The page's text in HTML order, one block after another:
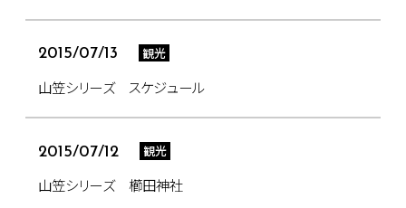
2015/07/13 観光
山笠シリーズ スケジュール
2015/07/12 観光
山笠シリーズ 櫛田神社